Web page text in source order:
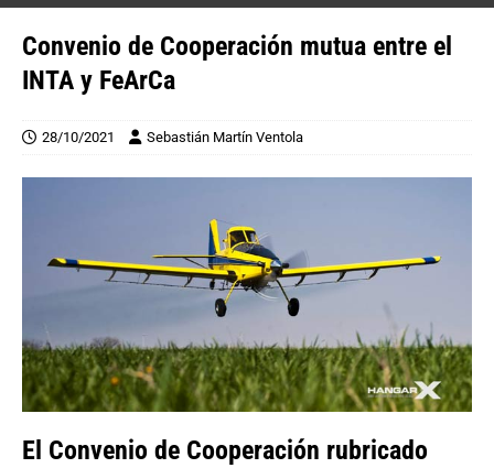
Convenio de Cooperación mutua entre el
INTA y FeArCa
28/10/2021 Sebastián Martín Ventola
El Convenio de Cooperación rubricado